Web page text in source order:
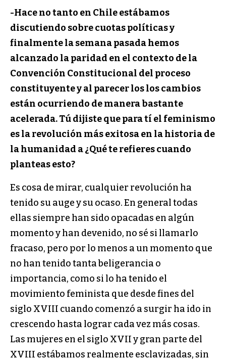
-Hace no tanto en Chile estábamos
discutiendo sobre cuotas políticas y
finalmente la semana pasada hemos
alcanzado la paridad en el contexto de la
Convención Constitucional del proceso
constituyente y al parecer los los cambios
están ocurriendo de manera bastante
acelerada. Tú dijiste que para tí el feminismo
es la revolución más exitosa en la historia de
la humanidad a ¿Qué te refieres cuando
planteas esto?
Es cosa de mirar, cualquier revolución ha
tenido su auge y su ocaso. En general todas
ellas siempre han sido opacadas en algún
momento y han devenido, no sé si llamarlo
fracaso, pero por lo menos a un momento que
no han tenido tanta beligerancia o
importancia, como si lo ha tenido el
movimiento feminista que desde fines del
siglo XVIII cuando comenzó a surgir ha ido in
crescendo hasta lograr cada vez más cosas.
Las mujeres en el siglo XVII y gran parte del
XVIII estábamos realmente esclavizadas, sin